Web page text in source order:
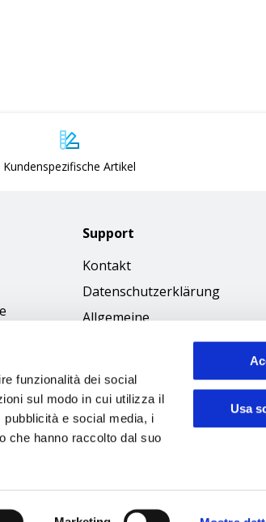
funzionalità dei social
sul modo in cui utilizza il
e social media, i
che hanno raccolto dal suo
Usa
Kundenspezifische Artikel
Support
Kontakt
Datenschutzerklärung
Allgemeine
Accessibilità
Ethikkodex